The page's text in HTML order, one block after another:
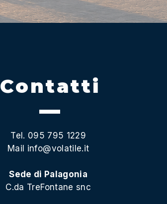
Contatti
Tel. 095 795 1229
Mail info@volatile.it
Sede di Palagonia
C.da TreFontane snc